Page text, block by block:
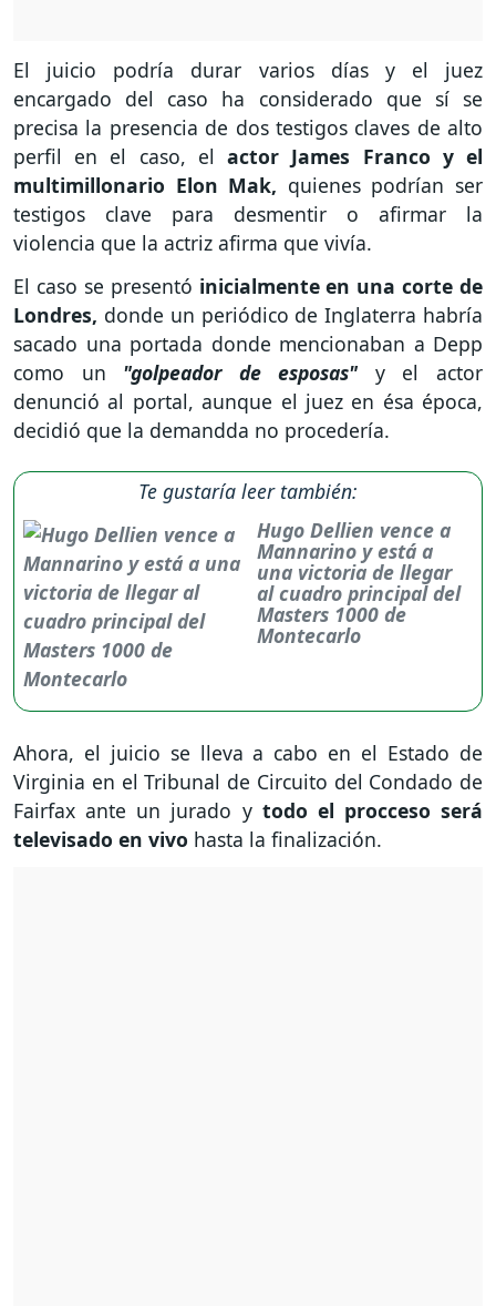
El juicio podría durar varios días y el juez
encargado del caso ha considerado que sí se
precisa la presencia de dos testigos claves de alto
perfil en el caso, elactor James Franco y el
multimillonario Elon Mak, quienes podrían ser
testigos clave para desmentir o afirmar la
violencia que la actriz afirma que vivía.
El caso se presentó inicialmente en una corte de
Londres, donde un periódico de Inglaterra habría
sacado una portada donde mencionaban a Depp
como un "golpeador de esposas" y el actor
denunció al portal, aunque el juez en ésa época,
decidió que la demandda no procedería.
Te gustaría leer también:
Hugo Dellien vence a
Mannarino y está a
una victoria de llegar
al cuadro principal del
Masters 1000 de
Montecarlo
Ahora, el juicio se lleva a cabo en el Estado de
Virginia en el Tribunal de Circuito del Condado de
Fairfax ante un jurado ytodo el procceso será
televisado en vivo hasta la finalización.